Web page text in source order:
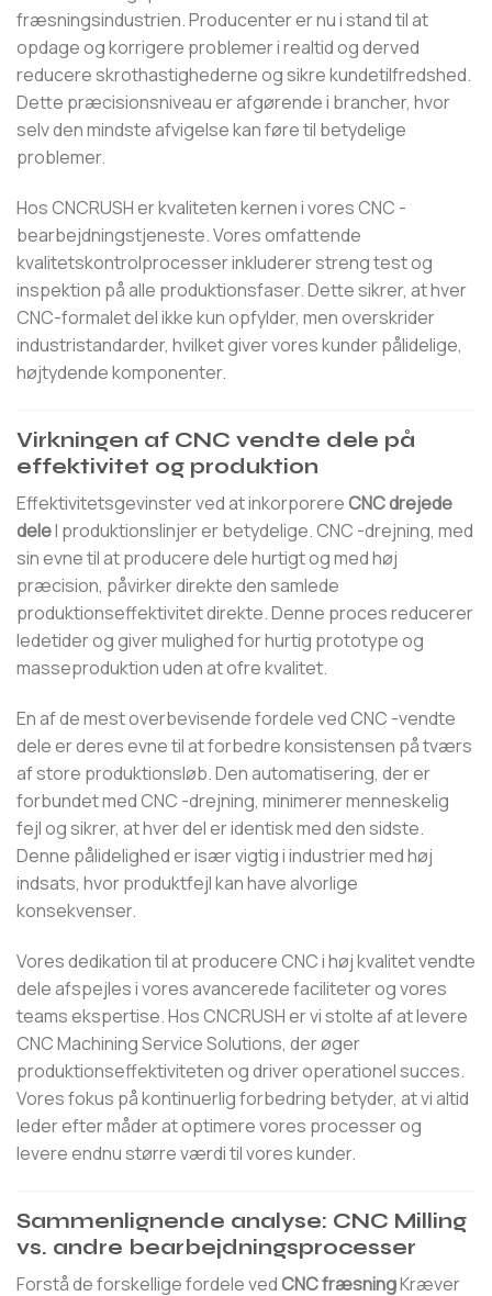
fræsningsindustrien. Producenter er nu i stand til at
opdage og korrigere problemer i realtid og derved
reducere skrothastighederne og sikre kundetilfredshed.
Dette præcisionsniveau er afgørende i brancher, hvor
selv den mindste afvigelse kan føre til betydelige
problemer.
Hos CNCRUSH er kvaliteten kernen i vores CNC -
bearbejdningstjeneste. Vores omfattende
kvalitetskontrolprocesser inkluderer streng test og
inspektion på alle produktionsfaser. Dette sikrer, at hver
CNC-formalet del ikke kun opfylder, men overskrider
industristandarder, hvilket giver vores kunder pålidelige,
højtydende komponenter.
Virkningen af ​​CNC vendte dele på
effektivitet og produktion
Effektivitetsgevinster ved at inkorporereCNC drejede
deleI produktionslinjer er betydelige. CNC -drejning, med
sin evne til at producere dele hurtigt og med høj
præcision, påvirker direkte den samlede
produktionseffektivitet direkte. Denne proces reducerer
ledetider og giver mulighed for hurtig prototype og
masseproduktion uden at ofre kvalitet.
En af de mest overbevisende fordele ved CNC -vendte
dele er deres evne til at forbedre konsistensen på tværs
af store produktionsløb. Den automatisering, der er
forbundet med CNC -drejning, minimerer menneskelig
fejl og sikrer, at hver del er identisk med den sidste.
Denne pålidelighed er især vigtig i industrier med høj
indsats, hvor produktfejl kan have alvorlige
konsekvenser.
Vores dedikation til at producere CNC i høj kvalitet vendte
dele afspejles i vores avancerede faciliteter og vores
teams ekspertise. Hos CNCRUSH er vi stolte af at levere
CNC Machining Service Solutions, der øger
produktionseffektiviteten og driver operationel succes.
Vores fokus på kontinuerlig forbedring betyder, at vi altid
leder efter måder at optimere vores processer og
levere endnu større værdi til vores kunder.
Sammenlignende analyse: CNC Milling
vs. andre bearbejdningsprocesser
Forstå de forskellige fordele vedCNC fræsningKræver